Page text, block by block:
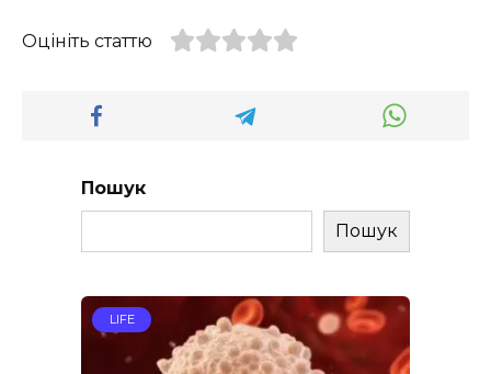
Оцініть статтю
Пошук
Пошук
LIFE